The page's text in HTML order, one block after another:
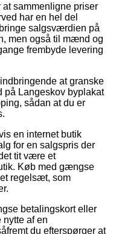
sammenligne priser
har en hel del
salgsværdien på
men også til mænd og
frembyde levering
at granske
på Langeskov byplakat
sådan at du er
en internet butik
for en salgspris der
tit være et
Køb med gængse
regelsæt, som
betalingskort eller
nytte af en
du efterspørger at